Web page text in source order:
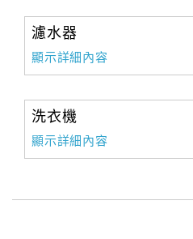
濾水器
顯示詳細內容
洗衣機
顯示詳細內容